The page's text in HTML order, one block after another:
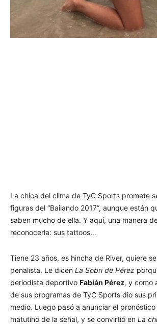
La chica del clima de TyC Sports promete
figuras del “Bailando 2017”, aunque están
saben mucho de ella. Y aquí, una manera
reconocerla: sus tattoos…
Tiene 23 años, es hincha de River, quiere
penalista. Le dicen La Sobri de Pérez
periodista deportivo Fabián Pérez, y como
de sus programas de TyC Sports dio sus
medio. Luego pasó a anunciar el
matutino de la señal, y se convirtió en La